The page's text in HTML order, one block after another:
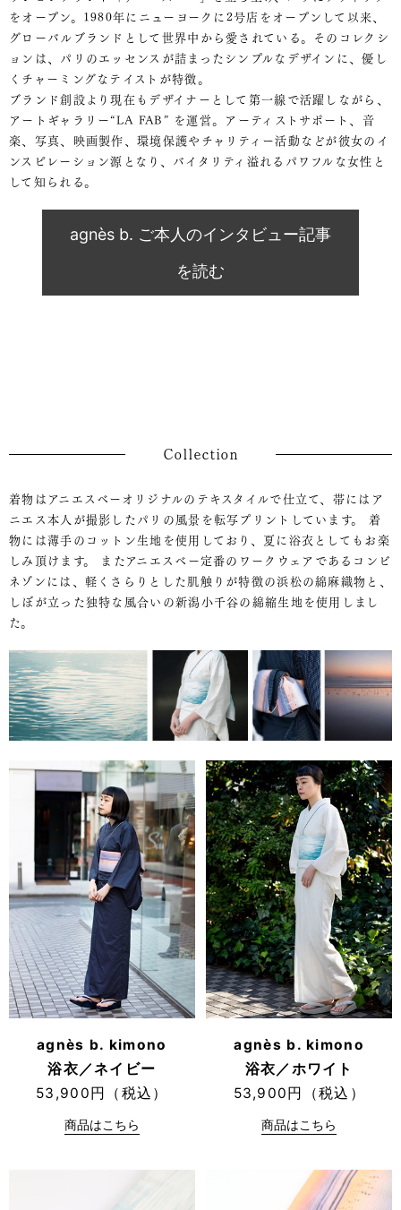
をオープン。1980年にニューヨークに2号店をオープンして以来、
グローバルブランドとして世界中から愛されている。そのコレクシ
ョンは、パリのエッセンスが詰まったシンプルなデザインに、優し
くチャーミングなテイストが特徴。
ブランド創設より現在もデザイナーとして第一線で活躍しながら、
アートギャラリー“LA FAB” を運営。アーティストサポート、音
楽、写真、映画製作、環境保護やチャリティー活動などが彼女のイ
ンスピレーション源となり、バイタリティ溢れるパワフルな女性と
して知られる。
agnès b. ご本人のインタビュー記事
を読む
Collection
着物はアニエスベーオリジナルのテキスタイルで仕立て、帯にはア
ニエス本人が撮影したパリの風景を転写プリントしています。 着
物には薄手のコットン生地を使用しており、夏に浴衣としてもお楽
しみ頂けます。 またアニエスベー定番のワークウェアであるコンビ
ネゾンには、軽くさらりとした肌触りが特徴の浜松の綿麻織物と、
しぼが立った独特な風合いの新潟小千谷の綿縮生地を使用しまし
た。
agnès b. kimono
浴衣／ネイビー
53,900円（税込）
商品はこちら
agnès b. kimono
浴衣／ホワイト
53,900円（税込）
商品はこちら